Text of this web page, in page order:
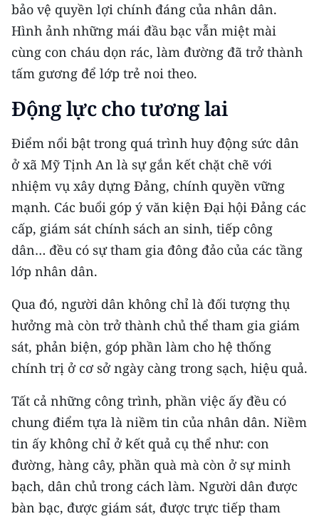
bảo vệ quyền lợi chính đáng của nhân dân.
Hình ảnh những mái đầu bạc vẫn miệt mài
cùng con cháu dọn rác, làm đường đã trở thành
tấm gương để lớp trẻ noi theo.
Động lực cho tương lai
Điểm nổi bật trong quá trình huy động sức dân
ở xã Mỹ Tịnh An là sự gắn kết chặt chẽ với
nhiệm vụ xây dựng Đảng, chính quyền vững
mạnh. Các buổi góp ý văn kiện Đại hội Đảng các
cấp, giám sát chính sách an sinh, tiếp công
dân… đều có sự tham gia đông đảo của các tầng
lớp nhân dân.
Qua đó, người dân không chỉ là đối tượng thụ
hưởng mà còn trở thành chủ thể tham gia giám
sát, phản biện, góp phần làm cho hệ thống
chính trị ở cơ sở ngày càng trong sạch, hiệu quả.
Tất cả những công trình, phần việc ấy đều có
chung điểm tựa là niềm tin của nhân dân. Niềm
tin ấy không chỉ ở kết quả cụ thể như: con
đường, hàng cây, phần quà mà còn ở sự minh
bạch, dân chủ trong cách làm. Người dân được
bàn bạc, được giám sát, được trực tiếp tham